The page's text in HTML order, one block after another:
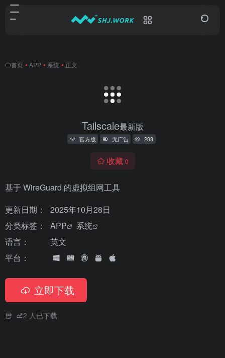
首页 • APP • 系统 • 正文
Tailscale最新版
官方版 无广告 288
收藏 0
基于 WireGuard 的虚拟组网工具
更新日期：
2025年10月28日
分类标签：
APP
系统
语言：
英文
平台：
立即下载
2 人已下载